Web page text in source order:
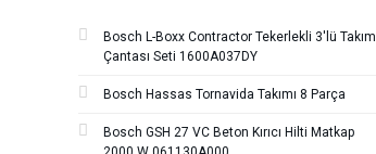
Bosch L-Boxx Contractor Tekerlekli 3'lü Takım
Çantası Seti 1600A037DY
Bosch Hassas Tornavida Takımı 8 Parça
Bosch GSH 27 VC Beton Kırıcı Hilti Matkap